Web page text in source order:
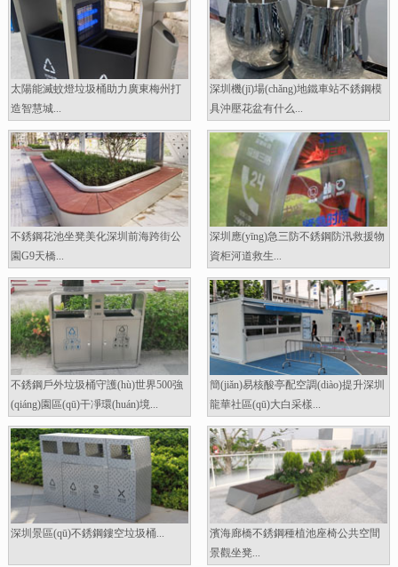
太陽能滅蚊燈垃圾桶助力廣東梅州打
造智慧城...
深圳機(jī)場(chǎng)地鐵車站不銹鋼模
具沖壓花盆有什么...
不銹鋼花池坐凳美化深圳前海跨街公
園G9天橋...
深圳應(yīng)急三防不銹鋼防汛救援物
資柜河道救生...
不銹鋼戶外垃圾桶守護(hù)世界500強
(qiáng)園區(qū)干凈環(huán)境...
簡(jiǎn)易核酸亭配空調(diào)提升深圳
龍華社區(qū)大白采樣...
深圳景區(qū)不銹鋼鏤空垃圾桶...
濱海廊橋不銹鋼種植池座椅公共空間
景觀坐凳...